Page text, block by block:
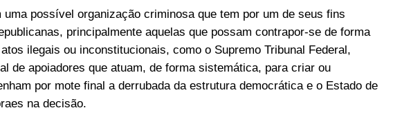
uma possível organização criminosa que tem por um de seus fins
principalmente aquelas que possam contrapor-se de forma
ilegais ou inconstitucionais, como o Supremo Tribunal Federal,
de apoiadores que atuam, de forma sistemática, para criar ou
por mote final a derrubada da estrutura democrática e o Estado de
na decisão.